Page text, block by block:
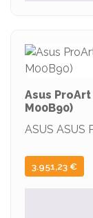
Asus ProArt
M00B90)
ASUS ASUS
3.951,23 €